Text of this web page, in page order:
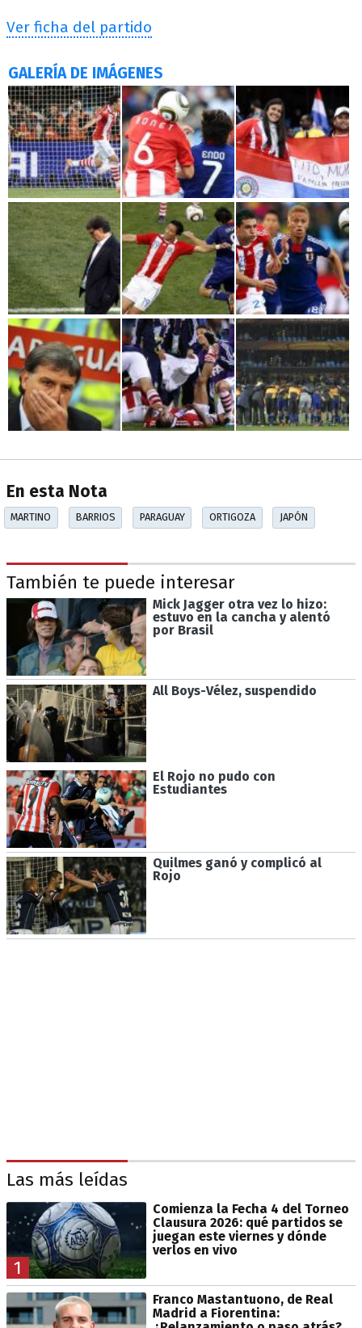
Ver ficha del partido
GALERÍA DE IMÁGENES
En esta Nota
MARTINO BARRIOS PARAGUAY ORTIGOZA JAPÓN
También te puede interesar
Mick Jagger otra vez lo hizo:
estuvo en la cancha y alentó
por Brasil
All Boys-Vélez, suspendido
El Rojo no pudo con
Estudiantes
Quilmes ganó y complicó al
Rojo
Las más leídas
1
Comienza la Fecha 4 del Torneo
Clausura 2026: qué partidos se
juegan este viernes y dónde
verlos en vivo
Franco Mastantuono, de Real
Madrid a Fiorentina: